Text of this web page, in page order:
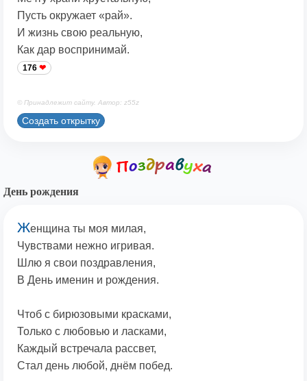
Пусть окружает «рай».
И жизнь свою реальную,
Как дар воспринимай.
176
© Принадлежит сайту. Автор: z55z
Создать открытку
День рождения
Женщина ты моя милая,
Чувствами нежно игривая.
Шлю я свои поздравления,
В День именин и рождения.
Чтоб с бирюзовыми красками,
Только с любовью и ласками,
Каждый встречала рассвет,
Стал день любой, днём побед.